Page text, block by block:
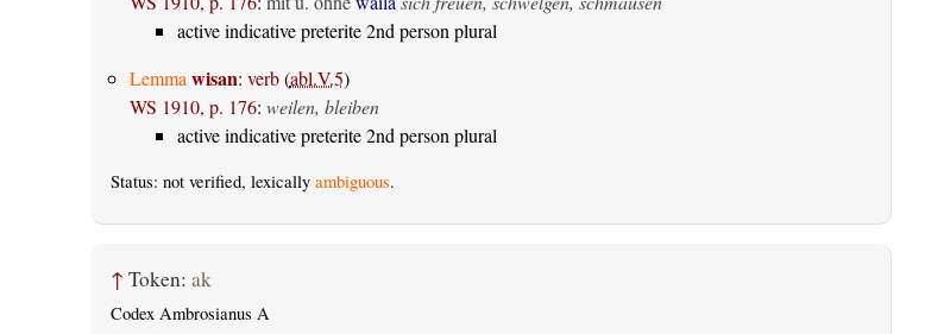
active indicative preterite 2nd person plural
Lemma wisan: verb(abl.V.5)
WS 1910, p. 176: weilen, bleiben
active indicative preterite 2nd person plural
Status: not verified, lexically ambiguous.
↑ Token: ak
Codex Ambrosianus A